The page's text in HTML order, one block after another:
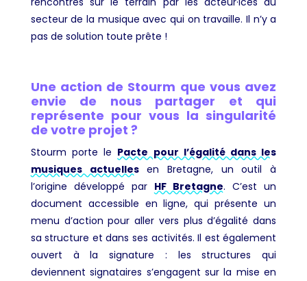
secteur de la musique avec qui on travaille. Il n’y a
pas de solution toute prête !
Une action de Stourm que vous avez
envie de nous partager et qui
représente pour vous la singularité
de votre projet ?
Stourm porte le Pacte pour l’égalité dans les
musiques actuellesen Bretagne, un outil à
l’origine développé par HF Bretagne. C’est un
document accessible en ligne, qui présente un
menu d’action pour aller vers plus d’égalité dans
sa structure et dans ses activités. Il est également
ouvert à la signature : les structures qui
deviennent signataires s’engagent sur la mise en